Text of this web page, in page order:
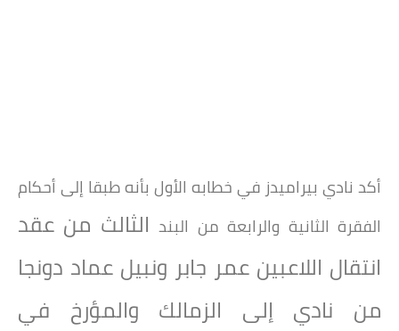
أكد نادي بيراميدز في خطابه الأول بأنه طبقا إلى أحكام
الفقرة الثانية والرابعة من البندالثالث من عقد
انتقال اللاعبين عمر جابر ونبيل عماد دونجا
من نادي إلى الزمالك والمؤرخ في